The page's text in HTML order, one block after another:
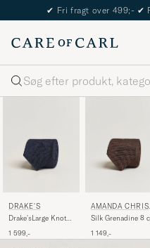
The Care
Søg
DRAKE'S
Drake'sLarge Knot
Grenadine Silk
1 599,-
AMANDA
ENSEN
Silk Grenadine 8
1 149,-